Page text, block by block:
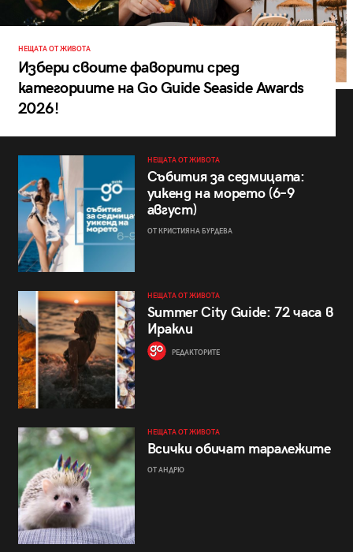
НЕЩАТА ОТ ЖИВОТА
Избери своите фаворити сред
категориите на Go Guide Seaside Awards
2026!
НЕЩАТА ОТ ЖИВОТА
Събития за седмицата:
уикенд на морето (6–9
август)
ОТ КРИСТИЯНА БУРДЕВА
НЕЩАТА ОТ ЖИВОТА
Summer City Guide: 72 часа в
Иракли
РЕДАКТОРИТЕ
НЕЩАТА ОТ ЖИВОТА
Всички обичат таралежите
ОТ АНДРЮ